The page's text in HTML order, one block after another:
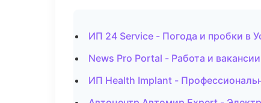
ИП 24 Service - Погода и пробки в
News Pro Portal - Работа и
ИП Health Implant -